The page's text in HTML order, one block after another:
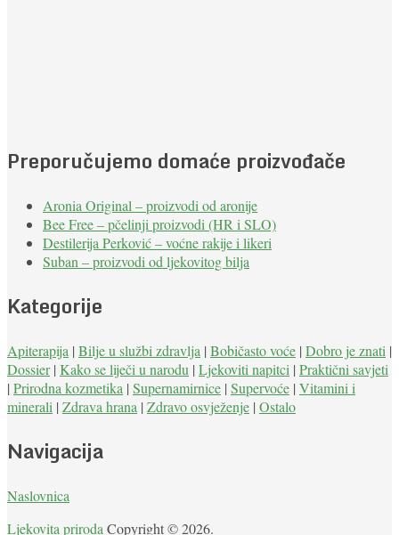
Preporučujemo domaće proizvođače
Aronia Original – proizvodi od aronije
Bee Free – pčelinji proizvodi (HR i SLO)
Destilerija Perković – voćne rakije i likeri
Suban – proizvodi od ljekovitog bilja
Kategorije
Apiterapija | Bilje u službi zdravlja | Bobičasto voće | Dobro je znati |
Dossier| Kako se liječi u narodu | Ljekoviti napitci | Praktični savjeti
| Prirodna kozmetika | Supernamirnice | Supervoće | Vitamini i
minerali | Zdrava hrana | Zdravo osvježenje | Ostalo
Navigacija
Naslovnica
Ljekovita priroda Copyright © 2026.